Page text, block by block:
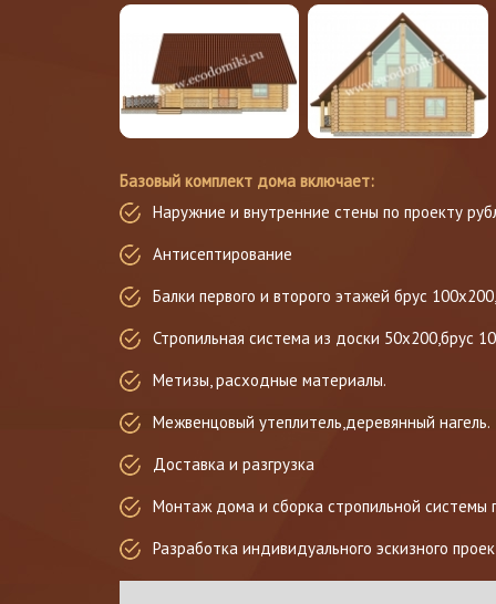
Базовый комплект дома включает:
Наружние и внутренние стены по проекту
Антисептирование
Балки первого и второго этажей брус
Стропильная система из доски 50х200,брус
Метизы, расходные материалы.
Межвенцовый утеплитель,деревянный нагель.
Доставка и разгрузка
Монтаж дома и сборка стропильной системы
Разработка индивидуального эскизного